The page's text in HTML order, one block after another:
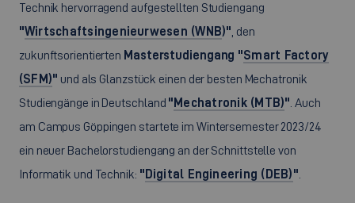
Technik hervorragend aufgestellten Studiengang
"Wirtschaftsingenieurwesen (WNB)" , den
zukunftsorientierten Masterstudiengang "Smart Factory
(SFM)" und als Glanzstück einen der besten Mechatronik
Studiengänge in Deutschland " Mechatronik (MTB)" . Auch
am Campus Göppingen startete im Wintersemester 2023/24
ein neuer Bachelorstudiengang an der Schnittstelle von
Informatik und Technik: " Digital Engineering (DEB)"